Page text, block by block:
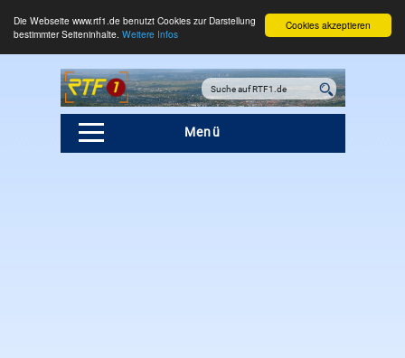
Cookies akzeptieren
Die Webseite www.rtf1.de benutzt Cookies zur Darstellung
bestimmter Seiteninhalte. Weitere Infos
Menü